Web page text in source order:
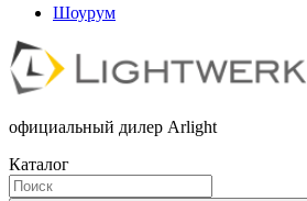
Шоурум
официальный дилер Arlight
Каталог